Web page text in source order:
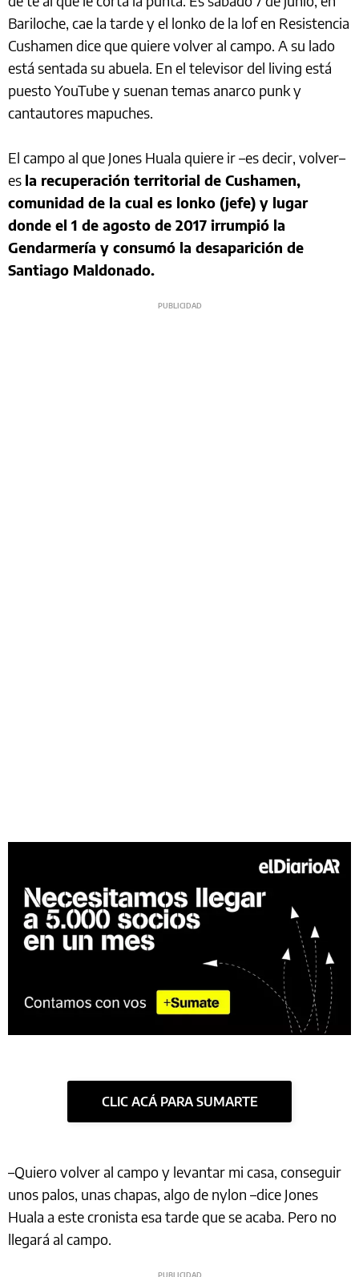
Bariloche, cae la tarde y el lonko de la lof en Resistencia
Cushamen dice que quiere volver al campo. A su lado
está sentada su abuela. En el televisor del living está
puesto YouTube y suenan temas anarco punk y
cantautores mapuches.
El campo al que Jones Huala quiere ir –es decir, volver–
es la recuperación territorial de Cushamen,
comunidad de la cual es lonko (jefe) y lugar
donde el 1 de agosto de 2017 irrumpió la
Gendarmería y consumó la desaparición de
Santiago Maldonado.
CLIC ACÁ PARA SUMARTE
–Quiero volver al campo y levantar mi casa, conseguir
unos palos, unas chapas, algo de nylon –dice Jones
Huala a este cronista esa tarde que se acaba. Pero no
llegará al campo.